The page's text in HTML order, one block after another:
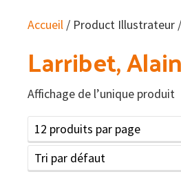
Accueil / Product Illustrateur
Larribet, Alain
Affichage de l’unique produit